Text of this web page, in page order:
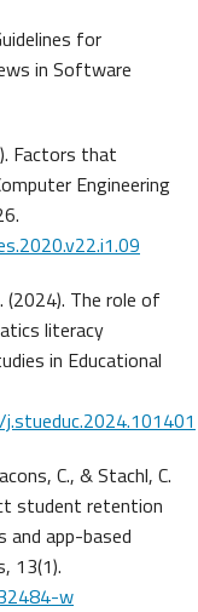
for
in Software
Factors that
Engineering
(2024). The role of
literacy
in Educational
C., & Stachl, C.
student retention
app-based
13(1).
w